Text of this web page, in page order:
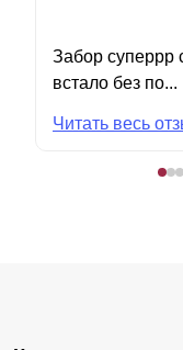
Забор суперрр
встало без по...
Читать весь